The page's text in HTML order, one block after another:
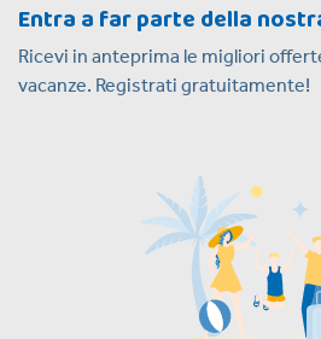
Entra a far parte della
Ricevi in anteprima le migliori
vacanze. Registrati gratuitamente!